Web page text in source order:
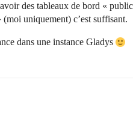
des tableaux de bord « public
uniquement) c’est suffisant.
dans une instance Gladys